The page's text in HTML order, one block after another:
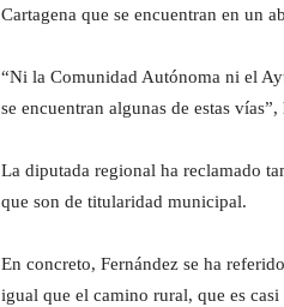
Cartagena que se encuentran en un
“Ni la Comunidad Autónoma ni el
se encuentran algunas de estas
La diputada regional ha reclamado
que son de titularidad municipal.
En concreto, Fernández se ha
igual que el camino rural, que es